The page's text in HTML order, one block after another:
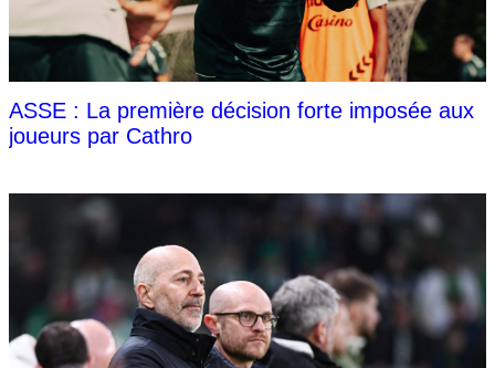
ASSE : La première décision forte imposée aux
joueurs par Cathro